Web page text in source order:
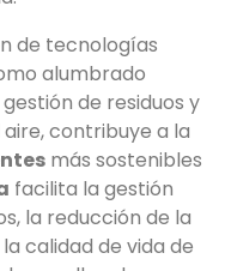
de tecnologías
alumbrado
de residuos y
contribuye a la
más sostenibles
facilita la gestión
la reducción de la
calidad de vida de